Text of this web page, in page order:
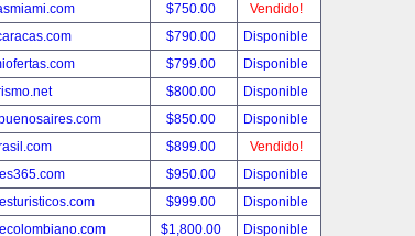
$750.00
Vendido!
$790.00
Disponible
$799.00
Disponible
$800.00
Disponible
$850.00
Disponible
$899.00
Vendido!
$950.00
Disponible
$999.00
Disponible
$1,800.00
Disponible